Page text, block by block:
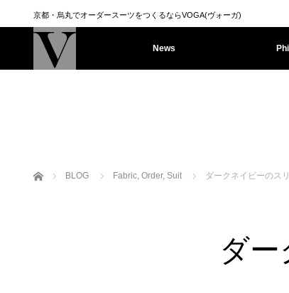
京都・烏丸でオーダースーツをつくるならVOGA(ヴォーガ)
News
ホーム BLOG Fabric, Order, Suit ダークネイビーのス
ダ